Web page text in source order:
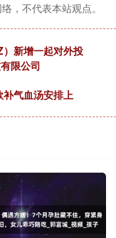
，不代表本站观点。
新增一起对外投
限公司
气血汤安排上